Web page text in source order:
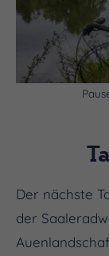
Der nächste
der